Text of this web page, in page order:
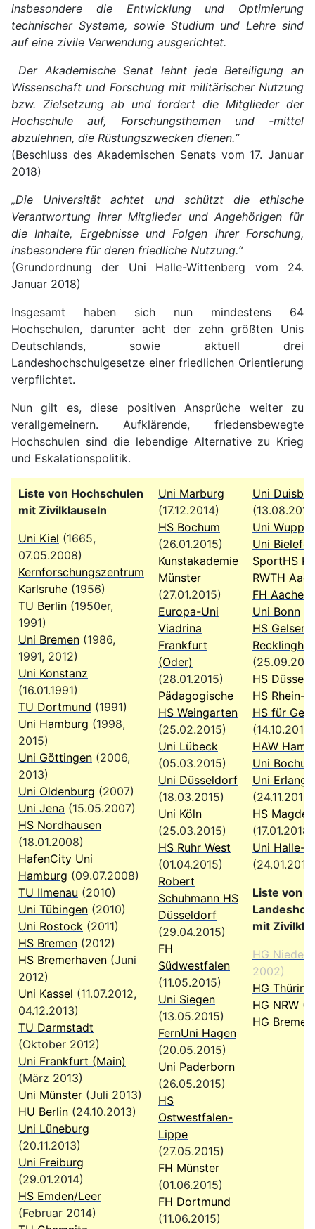
insbesondere die Entwicklung und Optimierung
technischer Systeme, sowie Studium und Lehre sind
auf eine zivile Verwendung ausgerichtet.
Der Akademische Senat lehnt jede Beteiligung an
Wissenschaft und Forschung mit militärischer Nutzung
bzw. Zielsetzung ab und fordert die Mitglieder der
Hochschule auf, Forschungsthemen und -mittel
abzulehnen, die Rüstungszwecken dienen.“
(Beschluss des Akademischen Senats vom 17. Januar
2018)
„Die Universität achtet und schützt die ethische
Verantwortung ihrer Mitglieder und Angehörigen für
die Inhalte, Ergebnisse und Folgen ihrer Forschung,
insbesondere für deren friedliche Nutzung.“
(Grundordnung der Uni Halle-Wittenberg vom 24.
Januar 2018)
Insgesamt haben sich nun mindestens 64
Hochschulen, darunter acht der zehn größten Unis
Deutschlands, sowie aktuell drei
Landeshochschulgesetze einer friedlichen Orientierung
verpflichtet.
Nun gilt es, diese positiven Ansprüche weiter zu
verallgemeinern. Aufklärende, friedensbewegte
Hochschulen sind die lebendige Alternative zu Krieg
und Eskalationspolitik.
Liste von Hochschulen
mit Zivilklauseln
Uni Kiel (1665,
07.05.2008)
Kernforschungszentrum
Karlsruhe (1956)
TU Berlin (1950er,
1991)
Uni Bremen (1986,
1991, 2012)
Uni Konstanz
(16.01.1991)
TU Dortmund (1991)
Uni Hamburg (1998,
2015)
Uni Göttingen (2006,
2013)
Uni Oldenburg (2007)
Uni Jena (15.05.2007)
HS Nordhausen
(18.01.2008)
HafenCity Uni
Hamburg (09.07.2008)
TU Ilmenau (2010)
Uni Tübingen (2010)
Uni Rostock (2011)
HS Bremen (2012)
HS Bremerhaven (Juni
2012)
Uni Kassel (11.07.2012,
04.12.2013)
TU Darmstadt
(Oktober 2012)
Uni Frankfurt (Main)
(März 2013)
Uni Münster (Juli 2013)
HU Berlin (24.10.2013)
Uni Lüneburg
(20.11.2013)
Uni Freiburg
(29.01.2014)
HS Emden/Leer
(Februar 2014)
Uni Marburg
(17.12.2014)
HS Bochum
(26.01.2015)
Kunstakademie
Münster
(27.01.2015)
Europa-Uni
Viadrina
Frankfurt
(Oder)
(28.01.2015)
Pädagogische
HS Weingarten
(25.02.2015)
Uni Lübeck
(05.03.2015)
Uni Düsseldorf
(18.03.2015)
Uni Köln
(25.03.2015)
HS Ruhr West
(01.04.2015)
Robert
Schuhmann HS
Düsseldorf
(29.04.2015)
FH
Südwestfalen
(11.05.2015)
Uni Siegen
(13.05.2015)
FernUni Hagen
(20.05.2015)
Uni Paderborn
(26.05.2015)
HS
Ostwestfalen-
Lippe
(27.05.2015)
FH Münster
(01.06.2015)
FH Dortmund
(11.06.2015)
Uni
Uni
Uni
SportHS
RWTH
FH Aachen
Uni Bonn
HS
HS
HS Rhein-
HS für
(14.10.2015)
HAW
Uni
Uni
(24.11.2016)
HS
(17.01.2018)
Uni Halle-
Liste von
mit
HG
2002)
HG
HG NRW
HG Bremen